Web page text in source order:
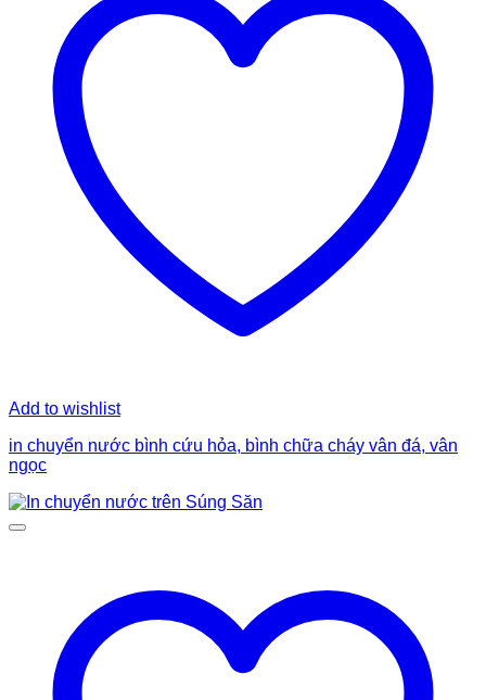
Add to wishlist
in chuyển nước bình cứu hỏa, bình chữa cháy vân đá, vân
ngọc